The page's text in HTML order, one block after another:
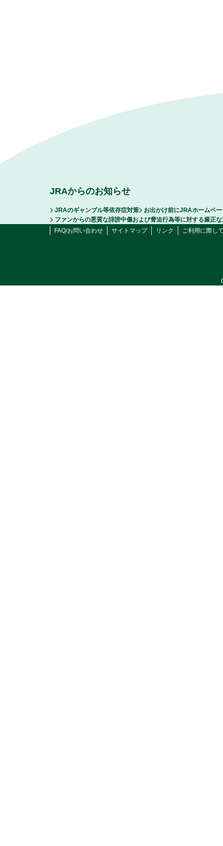
JRAからのお知らせ
JRAのギャンブル等依存症対策
お出かけ前にJRAホームペ
ファンからの悪質な誹謗中傷および脅迫行為等に対する厳正
FAQ/お問い合わせ
サイトマップ リンク ご利用に際し